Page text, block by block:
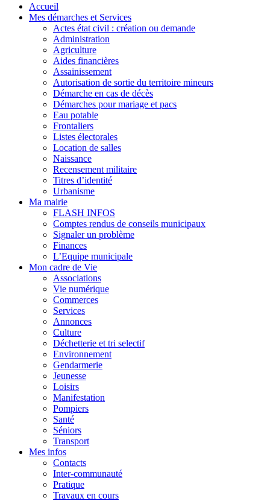
Accueil
Mes démarches et Services
Actes état civil : création ou demande
Administration
Agriculture
Aides financières
Assainissement
Autorisation de sortie du territoire mineurs
Démarche en cas de décès
Démarches pour mariage et pacs
Eau potable
Frontaliers
Listes électorales
Location de salles
Naissance
Recensement militaire
Titres d’identité
Urbanisme
Ma mairie
FLASH INFOS
Comptes rendus de conseils municipaux
Signaler un problème
Finances
L’Equipe municipale
Mon cadre de Vie
Associations
Vie numérique
Commerces
Services
Annonces
Culture
Déchetterie et tri selectif
Environnement
Gendarmerie
Jeunesse
Loisirs
Manifestation
Pompiers
Santé
Séniors
Transport
Mes infos
Contacts
Inter-communauté
Pratique
Travaux en cours